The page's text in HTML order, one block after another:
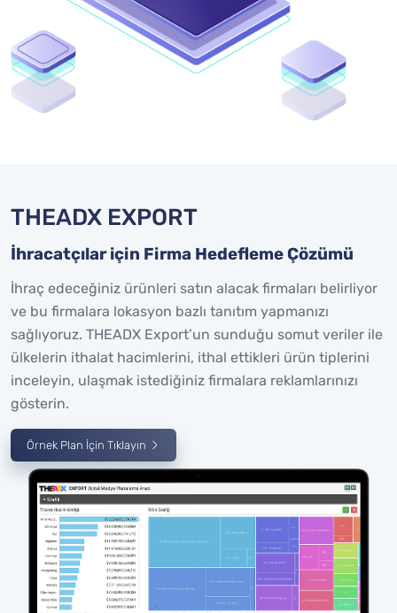
THEADX EXPORT
İhracatçılar için Firma Hedefleme Çözümü
İhraç edeceğiniz ürünleri satın alacak firmaları belirliyor
ve bu firmalara lokasyon bazlı tanıtım yapmanızı
sağlıyoruz. THEADX Export’un sunduğu somut veriler ile
ülkelerin ithalat hacimlerini, ithal ettikleri ürün tiplerini
inceleyin, ulaşmak istediğiniz firmalara reklamlarınızı
gösterin.
Örnek Plan İçin Tıklayın